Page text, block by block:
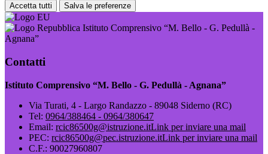
Accetta tutti Salva le preferenze
Istituto Comprensivo “M. Bello - G. Pedullà -
Agnana”
Contatti
Istituto Comprensivo “M. Bello - G. Pedullà - Agnana”
Via Turati, 4 - Largo Randazzo - 89048 Siderno (RC)
Tel: 0964/388464 - 0964/380647
Email: rcic86500g@istruzione.itLink per inviare una mail
PEC: rcic86500g@pec.istruzione.itLink per inviare una mail
C.F.: 90027960807